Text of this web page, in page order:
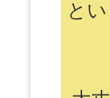
と